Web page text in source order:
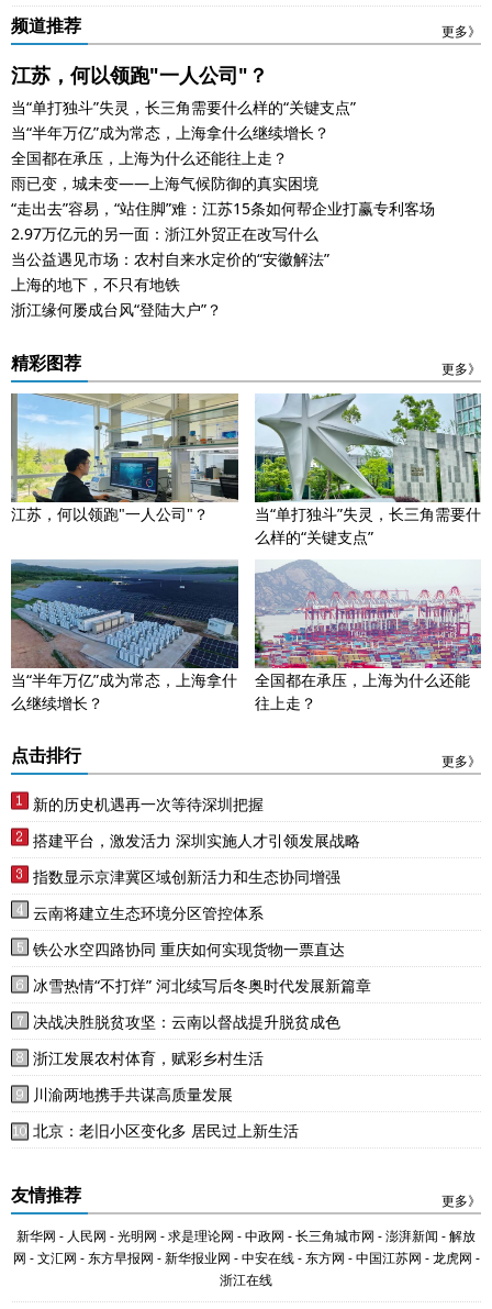
频道推荐 更多》
江苏，何以领跑"一人公司"？
当“单打独斗”失灵，长三角需要什么样的“关键支点”
当“半年万亿”成为常态，上海拿什么继续增长？
全国都在承压，上海为什么还能往上走？
雨已变，城未变——上海气候防御的真实困境
“走出去”容易，“站住脚”难：江苏15条如何帮企业打赢专利客场
2.97万亿元的另一面：浙江外贸正在改写什么
当公益遇见市场：农村自来水定价的“安徽解法”
上海的地下，不只有地铁
浙江缘何屡成台风“登陆大户”？
精彩图荐 更多》
江苏，何以领跑"一人公司"？
当“单打独斗”失灵，长三角需要什
么样的“关键支点”
当“半年万亿”成为常态，上海拿什
么继续增长？
全国都在承压，上海为什么还能
往上走？
点击排行 更多》
新的历史机遇再一次等待深圳把握
搭建平台，激发活力 深圳实施人才引领发展战略
指数显示京津冀区域创新活力和生态协同增强
云南将建立生态环境分区管控体系
铁公水空四路协同 重庆如何实现货物一票直达
冰雪热情“不打烊” 河北续写后冬奥时代发展新篇章
决战决胜脱贫攻坚：云南以督战提升脱贫成色
浙江发展农村体育，赋彩乡村生活
川渝两地携手共谋高质量发展
北京：老旧小区变化多 居民过上新生活
友情推荐 更多》
新华网 - 人民网 -光明网 -求是理论网 -中政网 -长三角城市网 -澎湃新闻 -解放
网 -文汇网 -东方早报网 -新华报业网 -中安在线-东方网 -中国江苏网 -龙虎网 -
浙江在线